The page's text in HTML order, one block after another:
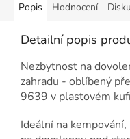
Popis Hodnocení
Detailní popis
Nezbytnost na
zahradu - oblíbený
9639 v plastovém
Ideální na